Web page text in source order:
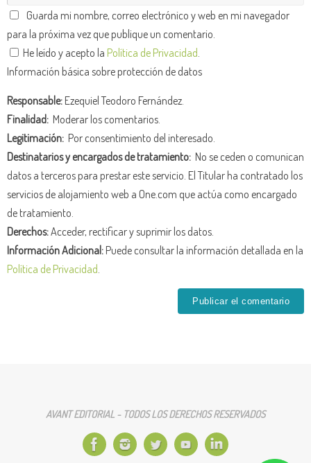
Guarda mi nombre, correo electrónico y web en mi navegador
para la próxima vez que publique un comentario.
He leído y acepto la Política de Privacidad
Información básica sobre protección de datos
Responsable:Ezequiel Teodoro Fernández.
Finalidad: Moderar los comentarios.
Legitimación: Por consentimiento del interesado.
Destinatarios y encargados de tratamiento: No se ceden o comunican
datos a terceros para prestar este servicio. El Titular ha contratado los
servicios de alojamiento web a One.com que actúa como encargado
de tratamiento.
Derechos:Acceder, rectificar y suprimir los datos.
Información Adicional:Puede consultar la información detallada en la
Política de Privacidad
AVANT EDITORIAL - TODOS LOS DERECHOS RESERVADOS